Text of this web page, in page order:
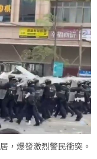
，爆發激烈警民衝突。